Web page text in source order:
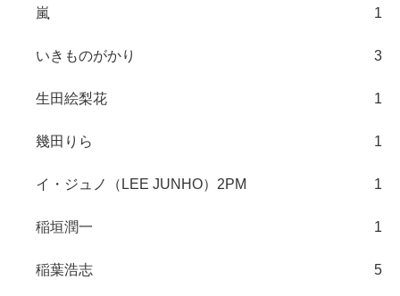
嵐 1
いきものがかり 3
生田絵梨花 1
幾田りら 1
イ・ジュノ（LEE JUNHO）2PM 1
稲垣潤一 1
稲葉浩志 5